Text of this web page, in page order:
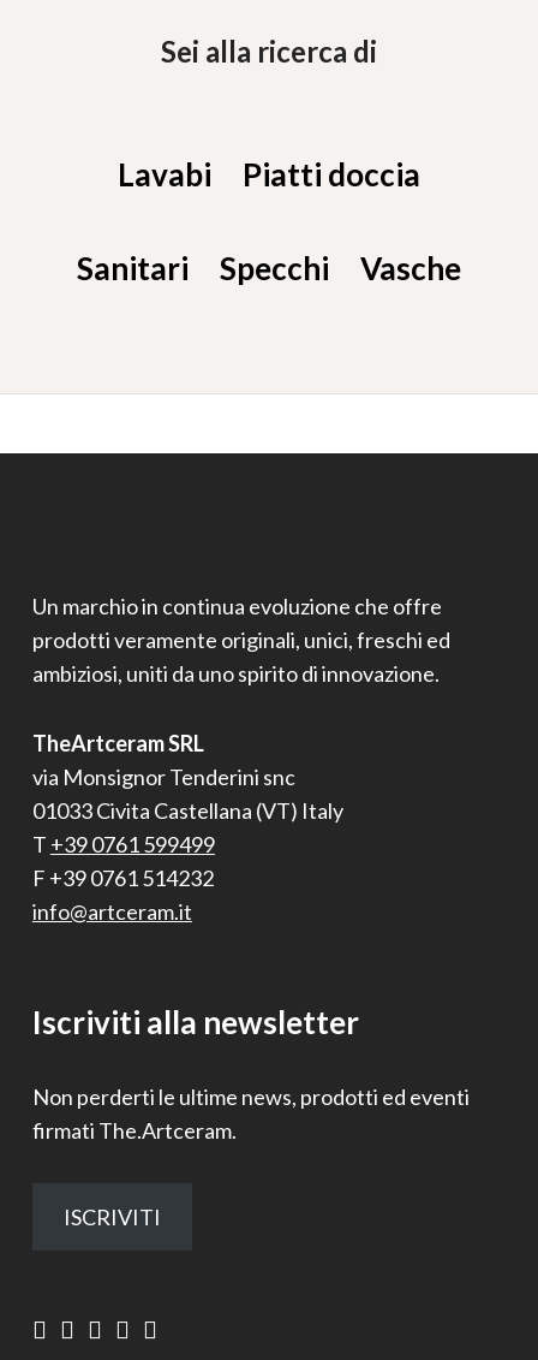
Sei alla ricerca di
Lavabi Piatti doccia
Sanitari Specchi Vasche
Un marchio in continua evoluzione che offre
prodotti veramente originali, unici, freschi ed
ambiziosi, uniti da uno spirito di innovazione.
TheArtceram SRL
via Monsignor Tenderini snc
01033 Civita Castellana (VT) Italy
T +39 0761 599499
F +39 0761 514232
info@artceram.it
Iscriviti alla newsletter
Non perderti le ultime news, prodotti ed eventi
firmati The.Artceram.
ISCRIVITI